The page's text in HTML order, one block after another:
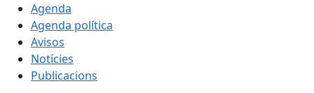
Agenda
Agenda política
Avisos
Notícies
Publicacions